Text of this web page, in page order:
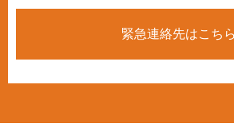
緊急連絡先はこちら